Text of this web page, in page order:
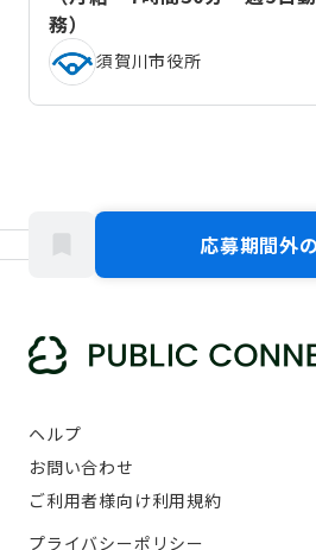
務）
須賀川市役所
応募期間外
ヘルプ
お問い合わせ
ご利用者様向け利用規約
プライバシーポリシー